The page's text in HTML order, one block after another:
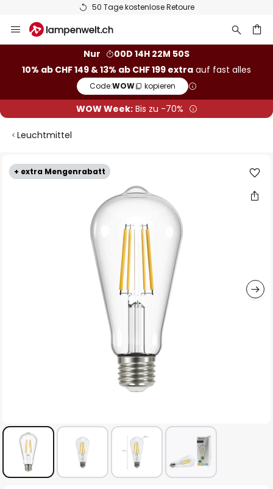
50 Tage kostenlose Retoure
Inhalt
Nur
00D 14H 22M 49S
10% ab CHF 149 & 13% ab CHF 199 extra auf fast alles
Code:WOW kopieren
WOW Week:Bis zu -70%
Leuchtmittel
+ extra Mengenrabatt
Zum
Ende